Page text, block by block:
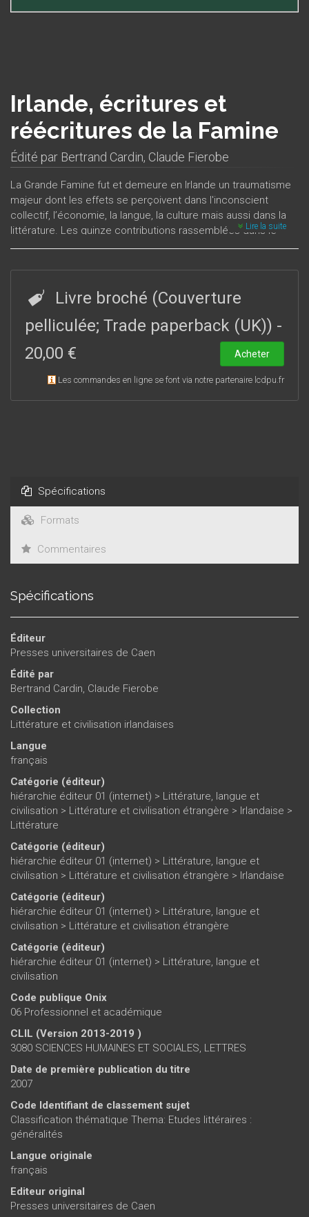
Irlande, écritures et
réécritures de la Famine
Édité par Bertrand Cardin, Claude Fierobe
La Grande Famine fut et demeure en Irlande un traumatisme
majeur dont les effets se perçoivent dans l'inconscient
collectif, l’économie, la langue, la culture mais aussi dans la
littérature. Les quinze contributions rassemblées dans le
présent volume étudient des œuvres de genres divers
e e
pour thème fédérateur la Famine et montrent bien que
l’événement, qu’il soit traité par des auteurs ayant été ou non
à son contact, fait l’objet de différentes interprétations. La
Famine en effet reste une réalité historique difficilement
saisissable.
Lire la suite
Livre broché (Couverture
pelliculée; Trade paperback (UK)) -
20,00 €
Acheter
Les commandes en ligne se font via notre partenaire lcdpu.fr
Spécifications
Formats
Commentaires
Spécifications
Éditeur
Presses universitaires de Caen
Édité par
Bertrand Cardin, Claude Fierobe
Collection
Littérature et civilisation irlandaises
Langue
français
Catégorie (éditeur)
hiérarchie éditeur 01 (internet) > Littérature, langue et
civilisation > Littérature et civilisation étrangère > Irlandaise >
Littérature
Catégorie (éditeur)
hiérarchie éditeur 01 (internet) > Littérature, langue et
civilisation > Littérature et civilisation étrangère > Irlandaise
Catégorie (éditeur)
hiérarchie éditeur 01 (internet) > Littérature, langue et
civilisation > Littérature et civilisation étrangère
Catégorie (éditeur)
hiérarchie éditeur 01 (internet) > Littérature, langue et
civilisation
Code publique Onix
06 Professionnel et académique
CLIL (Version 2013-2019 )
3080 SCIENCES HUMAINES ET SOCIALES, LETTRES
Date de première publication du titre
2007
Code Identifiant de classement sujet
Classification thématique Thema: Etudes littéraires :
généralités
Langue originale
français
Editeur original
Presses universitaires de Caen